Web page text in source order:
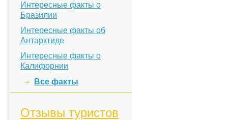
Интересные факты о
Бразилии
Интересные факты об
Антарктиде
Интересные факты о
Калифорнии
Все факты
Отзывы туристов